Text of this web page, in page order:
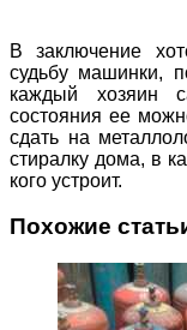
В заключение
судьбу машинки,
каждый хозяин
состояния ее
сдать на
стиралку дома, в
кого устроит.
Похожие